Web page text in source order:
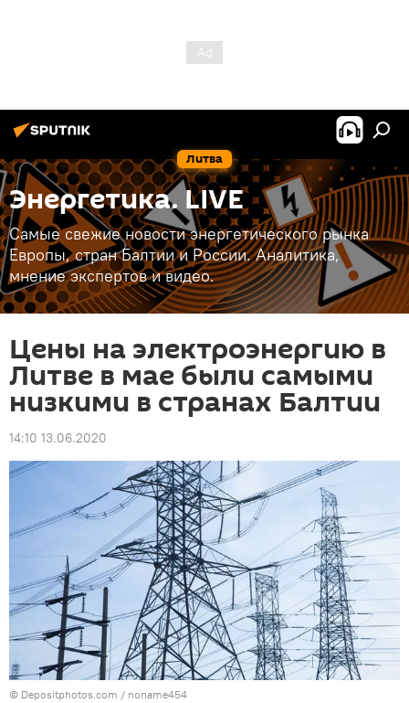
Литва
Энергетика. LIVE
Самые свежие новости энергетического рынка
Европы, стран Балтии и России. Аналитика,
мнение экспертов и видео.
Цены на электроэнергию в
Литве в мае были самыми
низкими в странах Балтии
14:10 13.06.2020
© Depositphotos.com / noname454